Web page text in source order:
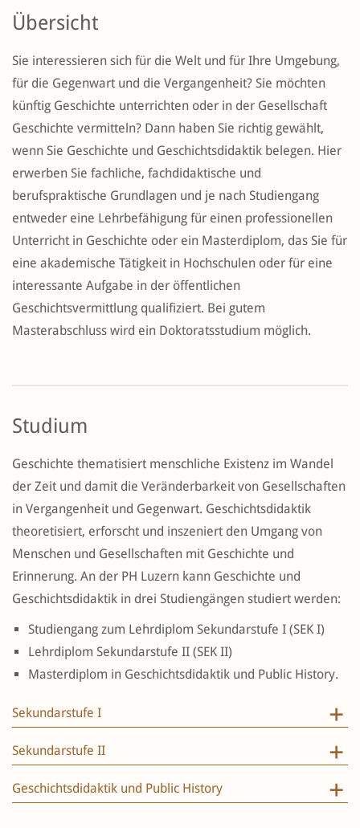
Übersicht
Sie interessieren sich für die Welt und für Ihre Umgebung,
für die Gegenwart und die Vergangenheit? Sie möchten
künftig Geschichte unterrichten oder in der Gesellschaft
Geschichte vermitteln? Dann haben Sie richtig gewählt,
wenn Sie Geschichte und Geschichtsdidaktik belegen. Hier
erwerben Sie fachliche, fachdidaktische und
berufspraktische Grundlagen und je nach Studiengang
entweder eine Lehrbefähigung für einen professionellen
Unterricht in Geschichte oder ein Masterdiplom, das Sie für
eine akademische Tätigkeit in Hochschulen oder für eine
interessante Aufgabe in der öffentlichen
Geschichtsvermittlung qualifiziert. Bei gutem
Masterabschluss wird ein Doktoratsstudium möglich.
Studium
Geschichte thematisiert menschliche Existenz im Wandel
der Zeit und damit die Veränderbarkeit von Gesellschaften
in Vergangenheit und Gegenwart. Geschichtsdidaktik
theoretisiert, erforscht und inszeniert den Umgang von
Menschen und Gesellschaften mit Geschichte und
Erinnerung. An der PH Luzern kann Geschichte und
Geschichtsdidaktik in drei Studiengängen studiert werden:
Studiengang zum Lehrdiplom Sekundarstufe I (SEK I)
Lehrdiplom Sekundarstufe II (SEK II)
Masterdiplom in Geschichtsdidaktik und Public History.
Sekundarstufe I
Sekundarstufe II
Geschichtsdidaktik und Public History